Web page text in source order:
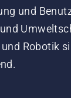
und
Robotik